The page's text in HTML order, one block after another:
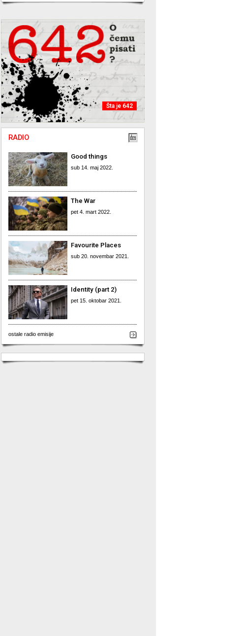
Šta je 642
RADIO
Good things
sub 14. maj 2022.
The War
pet 4. mart 2022.
Favourite Places
sub 20. novembar 2021.
Identity (part 2)
pet 15. oktobar 2021.
ostale radio emisije